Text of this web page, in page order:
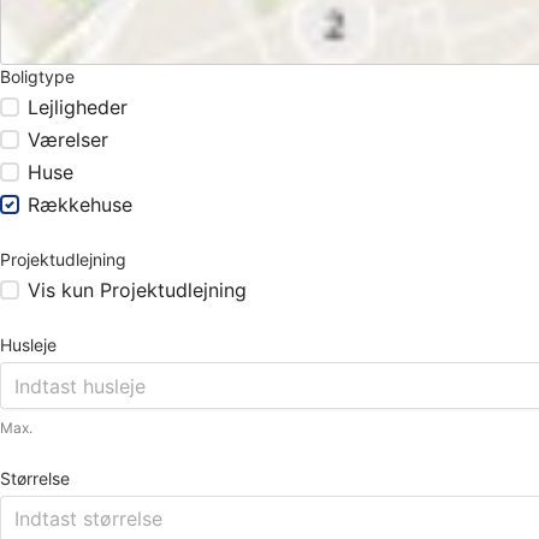
Boligtype
Lejligheder
Værelser
Huse
Rækkehuse
Projektudlejning
Vis kun Projektudlejning
Husleje
Max.
Størrelse